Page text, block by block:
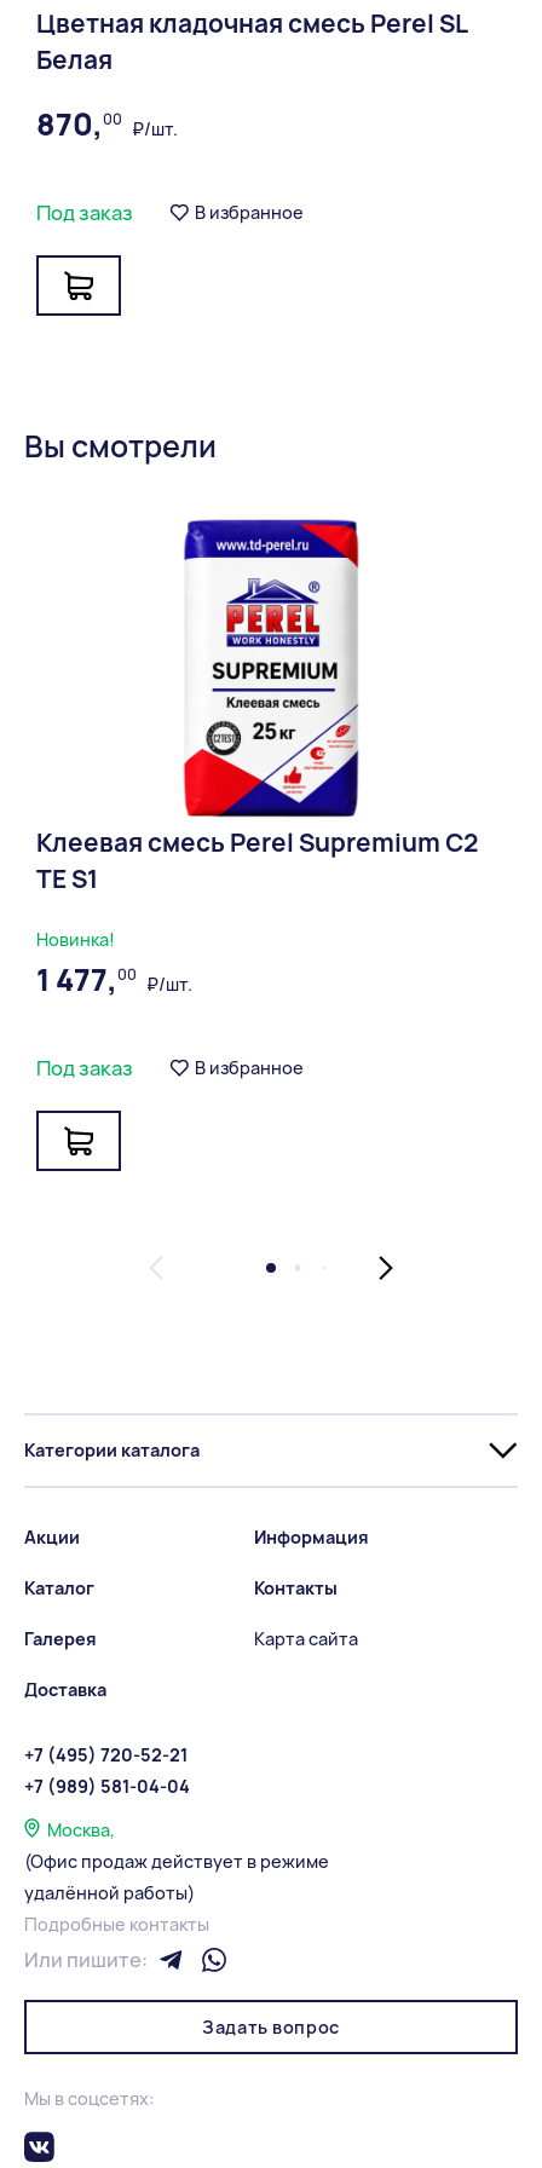
sertifikat_bruschatka_gost_do_04.03.22.pdf
Цветная кладочная смесь Perel SL
Белая
870,00 ₽/шт.
Под заказ В избранное
Вы смотрели
Новинка!
Клеевая смесь Perel Supremium С2
ТЕ S1
1 477,00 ₽/шт.
Под заказ В избранное
Категории каталога
Акции
Каталог
Галерея
Доставка
Информация
Контакты
Карта сайта
+7 (495) 720-52-21
+7 (989) 581-04-04
Москва,
(Офис продаж действует в режиме
удалённой работы)
Подробные контакты
Или пишите:
Задать вопрос
Мы в соцсетях: